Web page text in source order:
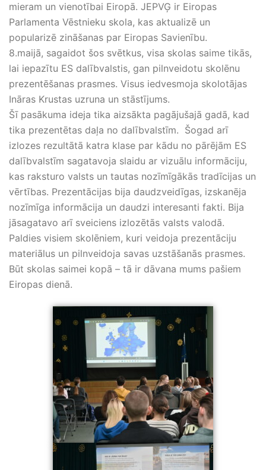
mieram un vienotībai Eiropā. JEPVĢ ir Eiropas
Parlamenta Vēstnieku skola, kas aktualizē un
popularizē zināšanas par Eiropas Savienību.
8.maijā, sagaidot šos svētkus, visa skolas saime tikās,
lai iepazītu ES dalībvalstis, gan pilnveidotu skolēnu
prezentēšanas prasmes. Visus iedvesmoja skolotājas
Ināras Krustas uzruna un stāstījums.
Šī pasākuma ideja tika aizsākta pagājušajā gadā, kad
tika prezentētas daļa no dalībvalstīm. Šogad arī
izlozes rezultātā katra klase par kādu no pārējām ES
dalībvalstīm sagatavoja slaidu ar vizuālu informāciju,
kas raksturo valsts un tautas nozīmīgākās tradīcijas un
vērtības. Prezentācijas bija daudzveidīgas, izskanēja
nozīmīga informācija un daudzi interesanti fakti. Bija
jāsagatavo arī sveiciens izlozētās valsts valodā.
Paldies visiem skolēniem, kuri veidoja prezentāciju
materiālus un pilnveidoja savas uzstāšanās prasmes.
Būt skolas saimei kopā – tā ir dāvana mums pašiem
Eiropas dienā.